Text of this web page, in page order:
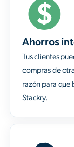
Ahorros
Tus clientes
compras de
razón para que
Stackry.